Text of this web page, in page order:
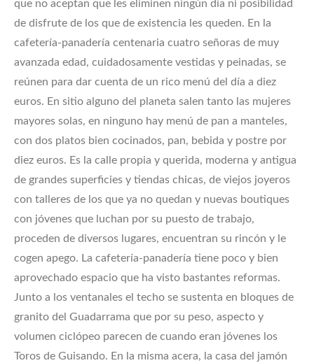
que no aceptan que les eliminen ningún día ni posibilidad
de disfrute de los que de existencia les queden. En la
cafetería-panadería centenaria cuatro señoras de muy
avanzada edad, cuidadosamente vestidas y peinadas, se
reúnen para dar cuenta de un rico menú del día a diez
euros. En sitio alguno del planeta salen tanto las mujeres
mayores solas, en ninguno hay menú de pan a manteles,
con dos platos bien cocinados, pan, bebida y postre por
diez euros. Es la calle propia y querida, moderna y antigua
de grandes superficies y tiendas chicas, de viejos joyeros
con talleres de los que ya no quedan y nuevas boutiques
con jóvenes que luchan por su puesto de trabajo,
proceden de diversos lugares, encuentran su rincón y le
cogen apego. La cafetería-panadería tiene poco y bien
aprovechado espacio que ha visto bastantes reformas.
Junto a los ventanales el techo se sustenta en bloques de
granito del Guadarrama que por su peso, aspecto y
volumen ciclópeo parecen de cuando eran jóvenes los
Toros de Guisando. En la misma acera, la casa del jamón